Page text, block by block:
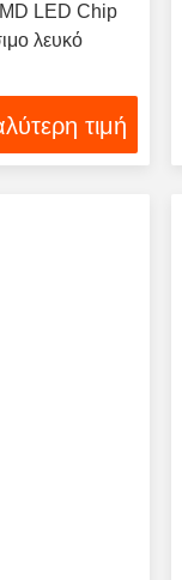
LED Chip
λευκό
τιμή